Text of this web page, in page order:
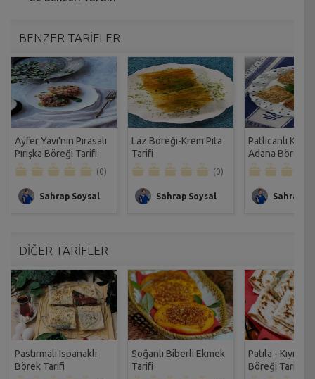
BENZER TARİFLER
Ayfer Yavi'nin Pırasalı
Pırışka Böreği Tarifi
(0)
Sahrap Soysal
Laz Böreği-Krem Pita
Tarifi
(0)
Sahrap Soysal
Patlıcanlı
Adana Böreği
Sahrap
DİĞER TARİFLER
Pastırmalı Ispanaklı
Börek Tarifi
Soğanlı Biberli Ekmek
Tarifi
Patıla - Kıymalı
Böreği Tarifi